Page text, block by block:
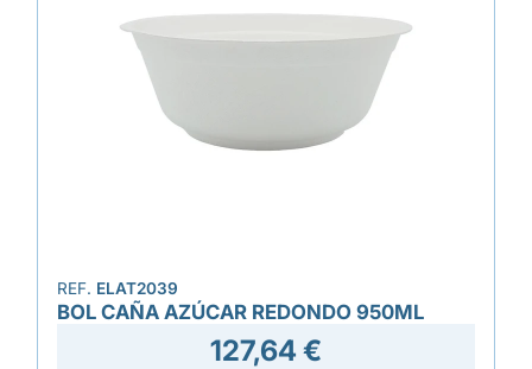
REF. ELAT2039
BOL CAÑA AZÚCAR REDONDO 950ML
127,64 €